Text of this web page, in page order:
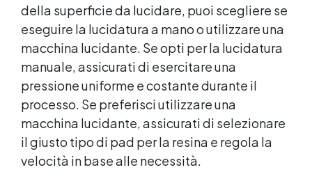
della superficie da lucidare, puoi scegliere se
eseguire la lucidatura a mano o utilizzare una
macchina lucidante. Se opti per la lucidatura
manuale, assicurati di esercitare una
pressione uniforme e costante durante il
processo. Se preferisci utilizzare una
macchina lucidante, assicurati di selezionare
il giusto tipo di pad per la resina e regola la
velocità in base alle necessità.